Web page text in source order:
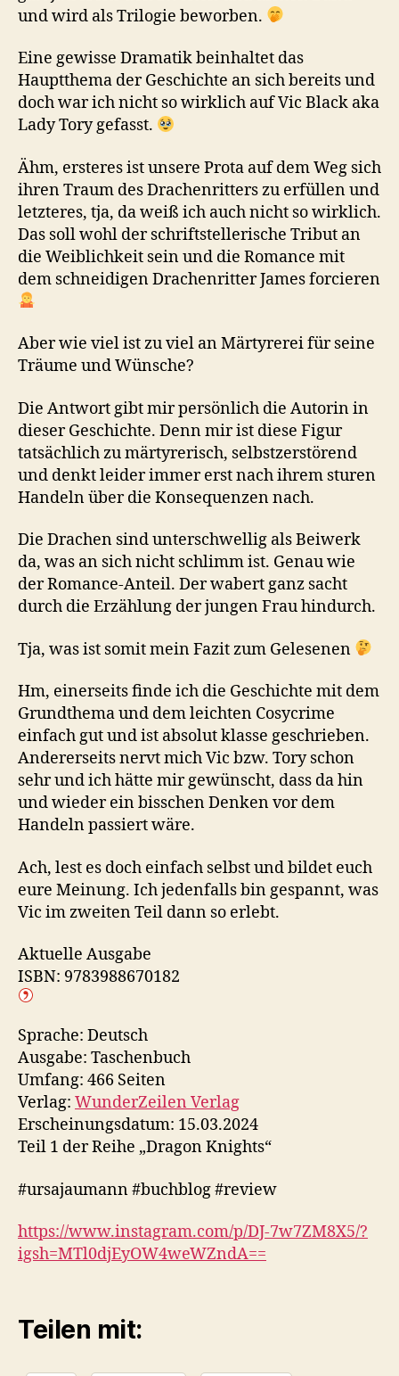
und wird als Trilogie beworben.
Eine gewisse Dramatik beinhaltet das
Hauptthema der Geschichte an sich bereits und
doch war ich nicht so wirklich auf Vic Black aka
Lady Tory gefasst.
Ähm, ersteres ist unsere Prota auf dem Weg sich
ihren Traum des Drachenritters zu erfüllen und
letzteres, tja, da weiß ich auch nicht so wirklich.
Das soll wohl der schriftstellerische Tribut an
die Weiblichkeit sein und die Romance mit
dem schneidigen Drachenritter James forcieren
Aber wie viel ist zu viel an Märtyrerei für seine
Träume und Wünsche?
Die Antwort gibt mir persönlich die Autorin in
dieser Geschichte. Denn mir ist diese Figur
tatsächlich zu märtyrerisch, selbstzerstörend
und denkt leider immer erst nach ihrem sturen
Handeln über die Konsequenzen nach.
Die Drachen sind unterschwellig als Beiwerk
da, was an sich nicht schlimm ist. Genau wie
der Romance-Anteil. Der wabert ganz sacht
durch die Erzählung der jungen Frau hindurch.
Tja, was ist somit mein Fazit zum Gelesenen
Hm, einerseits finde ich die Geschichte mit dem
Grundthema und dem leichten Cosycrime
einfach gut und ist absolut klasse geschrieben.
Andererseits nervt mich Vic bzw. Tory schon
sehr und ich hätte mir gewünscht, dass da hin
und wieder ein bisschen Denken vor dem
Handeln passiert wäre.
Ach, lest es doch einfach selbst und bildet euch
eure Meinung. Ich jedenfalls bin gespannt, was
Vic im zweiten Teil dann so erlebt.
Aktuelle Ausgabe
ISBN: 9783988670182
Sprache: Deutsch
Ausgabe: Taschenbuch
Umfang: 466 Seiten
Verlag: WunderZeilen Verlag
Erscheinungsdatum: 15.03.2024
Teil 1 der Reihe „Dragon Knights“
#ursajaumann #buchblog #review
https://www.instagram.com/p/DJ-7w7ZM8X5/?
igsh=MTl0djEyOW4weWZndA==
Teilen mit: